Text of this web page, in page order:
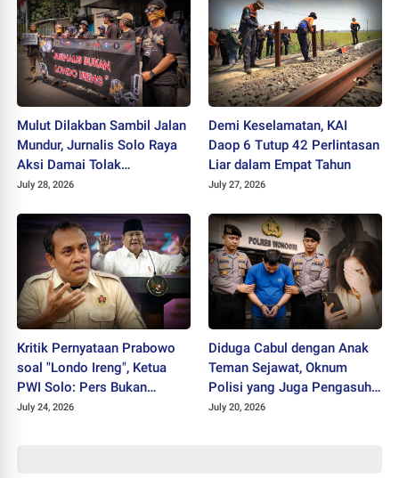
Mulut Dilakban Sambil Jalan
Mundur, Jurnalis Solo Raya
Aksi Damai Tolak
Stigmatisasi "Londo Ireng"
July 28, 2026
Demi Keselamatan, KAI
Daop 6 Tutup 42 Perlintasan
Liar dalam Empat Tahun
July 27, 2026
Kritik Pernyataan Prabowo
soal "Londo Ireng", Ketua
PWI Solo: Pers Bukan
Musuh Pemerintah
July 24, 2026
Diduga Cabul dengan Anak
Teman Sejawat, Oknum
Polisi yang Juga Pengasuh
Ponpes Ditahan Polres
July 20, 2026